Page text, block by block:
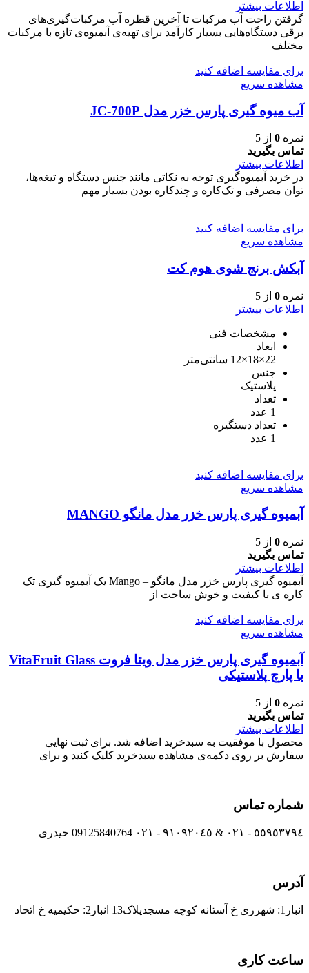
اطلاعات بیشتر
گرفتن راحت آب مرکبات تا آخرین قطره آب مرکبات‌گیری‌های
برقی دستگاه‌هایی بسیار کارآمد برای تهیه‌ی آبمیوه‌ی تازه با مرکبات
مختلف
برای مقایسه اضافه کنید
مشاهده سریع
آب میوه گیری پارس خزر مدل JC-700P
نمره 0 از 5
تماس بگیرید
اطلاعات بیشتر
در خرید آبمیوه‌گیری توجه به نکاتی مانند جنس دستگاه و تیغه‌ها،
توان مصرفی و تک‌کاره و چندکاره بودن بسیار مهم
برای مقایسه اضافه کنید
مشاهده سریع
آبکش برنج شوی هوم کت
نمره 0 از 5
اطلاعات بیشتر
مشخصات فنی
ابعاد
22×18×12 سانتی‌متر
جنس
پلاستیک
تعداد
1 عدد
تعداد دستگیره
1 عدد
برای مقایسه اضافه کنید
مشاهده سریع
آبمیوه گیری پارس خزر مدل مانگو MANGO
نمره 0 از 5
تماس بگیرید
اطلاعات بیشتر
آبمیوه گیری پارس خزر مدل مانگو – Mango یک آبمیوه گیری تک
کاره ی با کیفیت و خوش ساخت از
برای مقایسه اضافه کنید
مشاهده سریع
آبمیوه گیری پارس خزر مدل ویتا فروت VitaFruit Glass
با پارچ پلاستیکی
نمره 0 از 5
تماس بگیرید
اطلاعات بیشتر
محصول با موفقیت به سبدخرید اضافه شد. برای ثبت نهایی
سفارش بر روی دکمه‌ی مشاهده سبدخرید کلیک کنید و برای
شماره تماس
٥٥٩٥٣٧٩٤ - ٠٢١ & ٩١٠٩٢٠٤٥ - ٠٢١ 09125840764 حیدری
آدرس
انبار1: شهرری خ آستانه کوچه مسجدپلاک13 انبار2: حکیمیه خ اتحاد
ساعت کاری